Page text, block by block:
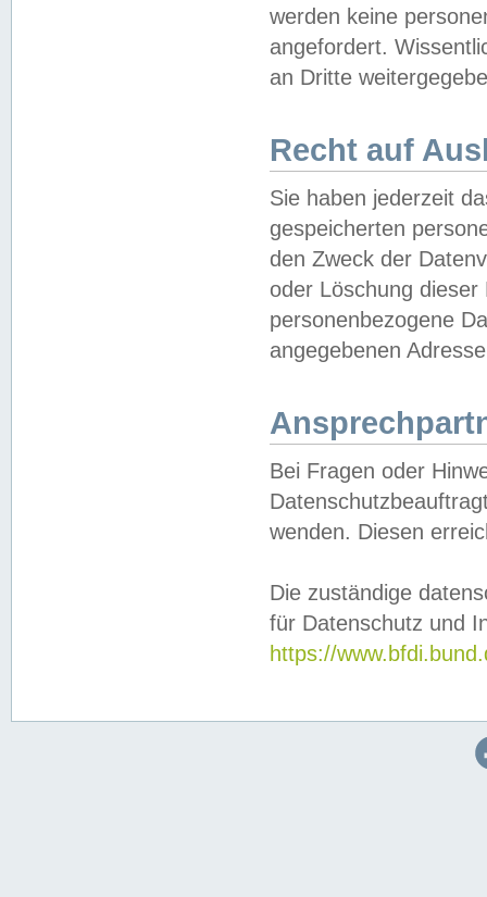
werden keine
angefordert.
an Dritte
Recht auf
Sie haben jederzeit
gespeicherten
den Zweck der
oder Löschung
personenbezogene
angegebenen
Bei Fragen oder
wenden. Diesen
Die zuständige
für Datenschutz und
https://